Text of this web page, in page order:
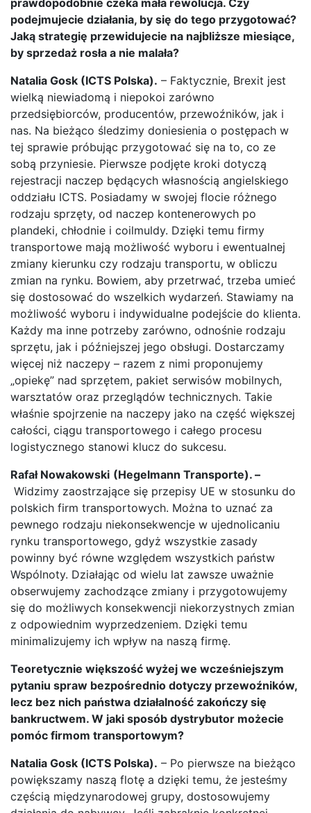
prawdopodobnie czeka mała rewolucja. Czy
podejmujecie działania, by się do tego przygotować?
Jaką strategię przewidujecie na najbliższe miesiące,
by sprzedaż rosła a nie malała?
Natalia Gosk (ICTS Polska). – Faktycznie, Brexit jest
wielką niewiadomą i niepokoi zarówno
przedsiębiorców, producentów, przewoźników, jak i
nas. Na bieżąco śledzimy doniesienia o postępach w
tej sprawie próbując przygotować się na to, co ze
sobą przyniesie. Pierwsze podjęte kroki dotyczą
rejestracji naczep będących własnością angielskiego
oddziału ICTS. Posiadamy w swojej flocie różnego
rodzaju sprzęty, od naczep kontenerowych po
plandeki, chłodnie i coilmuldy. Dzięki temu firmy
transportowe mają możliwość wyboru i ewentualnej
zmiany kierunku czy rodzaju transportu, w obliczu
zmian na rynku. Bowiem, aby przetrwać, trzeba umieć
się dostosować do wszelkich wydarzeń. Stawiamy na
możliwość wyboru i indywidualne podejście do klienta.
Każdy ma inne potrzeby zarówno, odnośnie rodzaju
sprzętu, jak i późniejszej jego obsługi. Dostarczamy
więcej niż naczepy – razem z nimi proponujemy
„opiekę” nad sprzętem, pakiet serwisów mobilnych,
warsztatów oraz przeglądów technicznych. Takie
właśnie spojrzenie na naczepy jako na część większej
całości, ciągu transportowego i całego procesu
logistycznego stanowi klucz do sukcesu.
Rafał Nowakowski (Hegelmann Transporte). –
Widzimy zaostrzające się przepisy UE w stosunku do
polskich firm transportowych. Można to uznać za
pewnego rodzaju niekonsekwencje w ujednolicaniu
rynku transportowego, gdyż wszystkie zasady
powinny być równe względem wszystkich państw
Wspólnoty. Działając od wielu lat zawsze uważnie
obserwujemy zachodzące zmiany i przygotowujemy
się do możliwych konsekwencji niekorzystnych zmian
z odpowiednim wyprzedzeniem. Dzięki temu
minimalizujemy ich wpływ na naszą firmę.
Teoretycznie większość wyżej we wcześniejszym
pytaniu spraw bezpośrednio dotyczy przewoźników,
lecz bez nich państwa działalność zakończy się
bankructwem. W jaki sposób dystrybutor możecie
pomóc firmom transportowym?
Natalia Gosk (ICTS Polska). – Po pierwsze na bieżąco
powiększamy naszą flotę a dzięki temu, że jesteśmy
częścią międzynarodowej grupy, dostosowujemy